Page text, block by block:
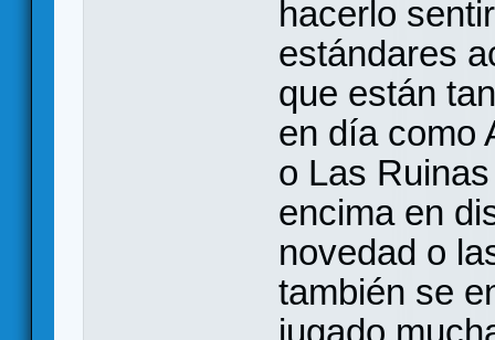
hacerlo
estándares
que están
en día como
o Las
encima en
novedad o
también se
jugado